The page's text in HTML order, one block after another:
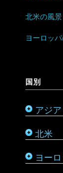
北米の風景
ヨーロッ
国別
アジア
香港
マレ
モル
北米
カナダ
メキ
ヨー
ラト
リト
ルー
ルク
ロシア
タタ
オマ
クウ
シリ
バー
パレ
ヨル
バハマ
パラ
ブラ
ベネ
ベリ
ペル
タン
チュ
マダ
マラ
南ア
モザ
オー
サモ
ソロ
トンガ
ニュ